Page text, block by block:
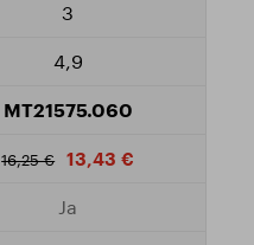
3
4,9
MT21575.060
16,25 € 13,43 €
Ja